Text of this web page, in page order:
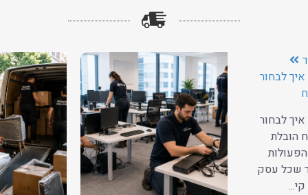
לבחור
לבחור
הובלת
שכל עסק